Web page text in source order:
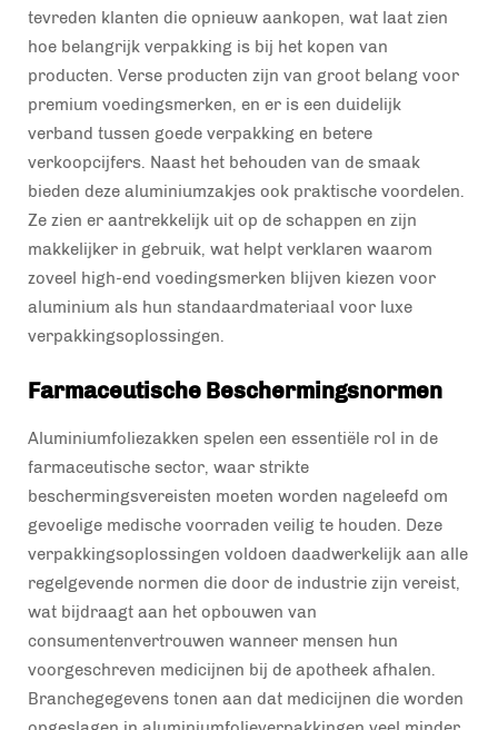
tevreden klanten die opnieuw aankopen, wat laat zien
hoe belangrijk verpakking is bij het kopen van
producten. Verse producten zijn van groot belang voor
premium voedingsmerken, en er is een duidelijk
verband tussen goede verpakking en betere
verkoopcijfers. Naast het behouden van de smaak
bieden deze aluminiumzakjes ook praktische voordelen.
Ze zien er aantrekkelijk uit op de schappen en zijn
makkelijker in gebruik, wat helpt verklaren waarom
zoveel high-end voedingsmerken blijven kiezen voor
aluminium als hun standaardmateriaal voor luxe
verpakkingsoplossingen.
Farmaceutische Beschermingsnormen
Aluminiumfoliezakken spelen een essentiële rol in de
farmaceutische sector, waar strikte
beschermingsvereisten moeten worden nageleefd om
gevoelige medische voorraden veilig te houden. Deze
verpakkingsoplossingen voldoen daadwerkelijk aan alle
regelgevende normen die door de industrie zijn vereist,
wat bijdraagt aan het opbouwen van
consumentenvertrouwen wanneer mensen hun
voorgeschreven medicijnen bij de apotheek afhalen.
Branchegegevens tonen aan dat medicijnen die worden